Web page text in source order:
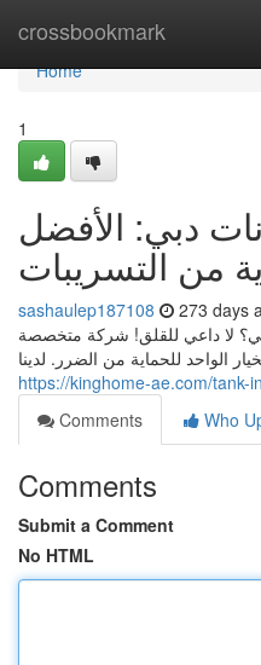
crossbookmark
Home
Home
1
دبي: الأفضل
من التسريبات
sashaulep187108 273 days
لا داعي للقلق! شركة متخصصة
الواحد للحماية من الضرر. لدينا
https://kinghome-ae.com/tank-
Comments
Who
Comments
Submit a Comment
No HTML